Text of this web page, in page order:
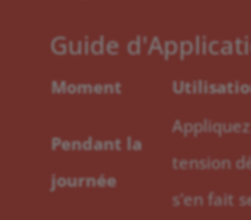
Guide
Moment
Pendant la
journée
tension
s'en fait